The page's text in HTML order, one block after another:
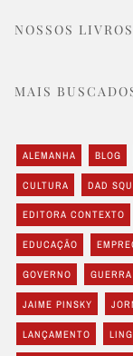
NOSSOS
MAIS
ALEMANHA BLOG
CULTURA DAD
EDITORA CONTEXTO
EDUCAÇÃO
GOVERNO GUERRA
JAIME PINSKY
LANÇAMENTO